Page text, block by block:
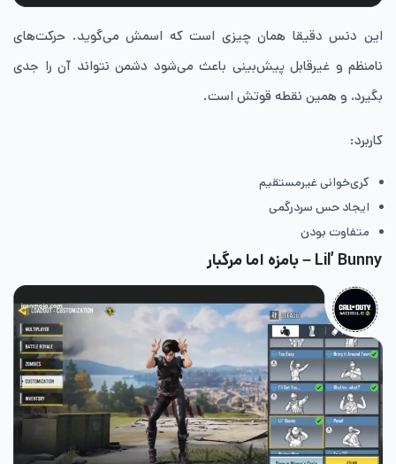
این دنس دقیقا همان چیزی است که اسمش می‌گوید. حرکت‌های
نامنظم و غیرقابل پیش‌بینی باعث می‌شود دشمن نتواند آن را جدی
بگیرد، و همین نقطه قوتش است.
کاربرد:
کری‌خوانی غیرمستقیم
ایجاد حس سردرگمی
متفاوت بودن
Lil’ Bunny – بامزه اما مرگبار